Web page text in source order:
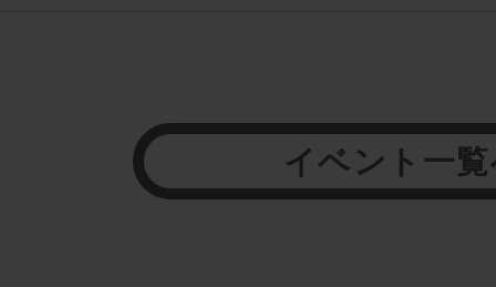
イベント一